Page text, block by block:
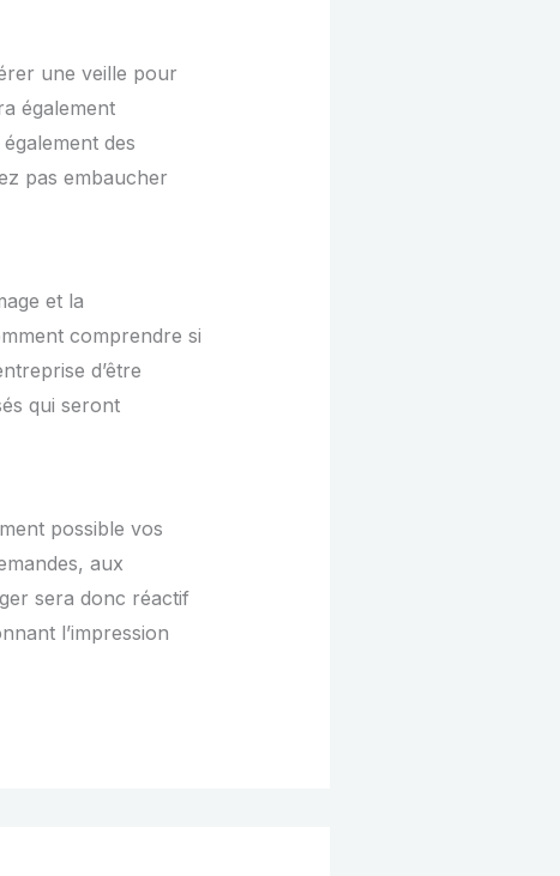
une veille pour
également
des
pas embaucher
et la
comprendre si
d’être
qui seront
possible vos
aux
sera donc réactif
l’impression